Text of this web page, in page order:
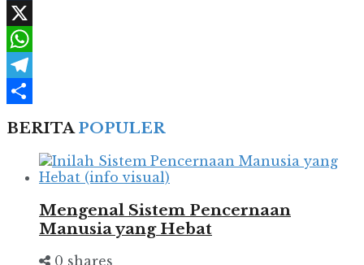
Facebook
X
WhatsApp
Telegram
BERITAPOPULER
Mengenal Sistem Pencernaan
Manusia yang Hebat
0 shares